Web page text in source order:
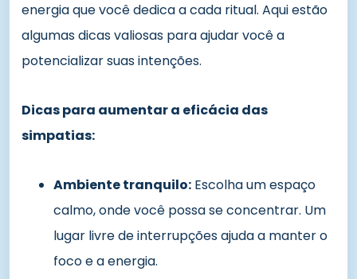
energia que você dedica a cada ritual. Aqui estão
algumas dicas valiosas para ajudar você a
potencializar suas intenções.
Dicas para aumentar a eficácia das
simpatias:
Ambiente tranquilo: Escolha um espaço
calmo, onde você possa se concentrar. Um
lugar livre de interrupções ajuda a manter o
foco e a energia.